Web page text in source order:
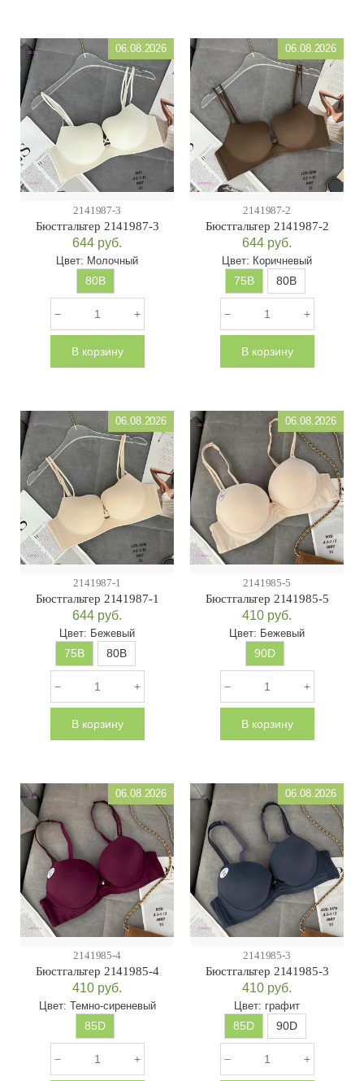
06.08.2026
2141987-3
Бюстгальтер 2141987-3
644 руб.
Цвет: Молочный
80B
В корзину
06.08.2026
2141987-2
Бюстгальтер 2141987-2
644 руб.
Цвет: Коричневый
75B 80B
В корзину
06.08.2026
2141987-1
Бюстгальтер 2141987-1
644 руб.
Цвет: Бежевый
75B 80B
В корзину
06.08.2026
2141985-5
Бюстгальтер 2141985-5
410 руб.
Цвет: Бежевый
90D
В корзину
06.08.2026
2141985-4
Бюстгальтер 2141985-4
410 руб.
Цвет: Темно-сиреневый
85D
06.08.2026
2141985-3
Бюстгальтер 2141985-3
410 руб.
Цвет: графит
85D 90D